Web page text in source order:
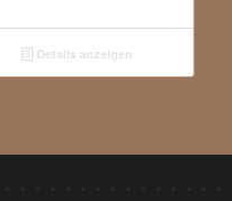
Details anzeigen